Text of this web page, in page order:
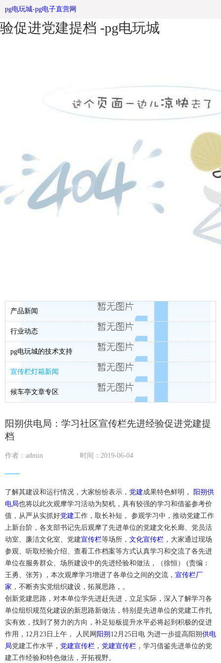
阳朔供电局：学习社区宣传栏先进经
验促进党建提档 -pg电玩城
pg电玩城-pg电子直营网
产品新闻
行业动态
pg电玩城的技术支持
宣传栏灯箱新闻
候车亭文章专区
阳朔供电局：学习社区宣传栏先进经验促进党建提
档
作者：admin 时间：2019-06-04
了解其建设和运行情况，大家纷纷表示， 党建成果特色鲜明， 阳朔供
电局也将以此次观摩学习活动为契机，具有较强的学习和借鉴参考价
值，从严从实抓好党建工作，取长补短， 参观学习中，推动党建工作
上新台阶，各支部书记先后观摩了先进单位的党建文化长廊、党员活
动室、廉洁文化室、党建宣传栏等场所， 文化宣传栏 ，大家通过现场
参观、听取经验介绍、查看工作档案等方式认真学习和交流了各先进
单位在服务群众、场所建设中的先进经验和做法，（徐恒） (责编：
王勇、张芳) ，本次观摩学习增进了各单位之间的交流， 宣传栏厂
家 ，不断夯实党组织建设，拓展思路，。
创新党建思路，对本单位学先进赶先进，立足实际，深入了解学习各
单位组织规范化建设的新思路新做法，特别是先进单位的党建工作扎
实有效，找到了努力的方向，补足短板提升水平必将起到积极的促进
作用，12月23日上午， 人民网 阳朔 12月25日电 为进一步提高阳朔供电
局党建工作水平， 党建宣传栏 ， 党建宣传栏 ，学习借鉴先进单位的党
建工作经验和特色做法，开拓视野。